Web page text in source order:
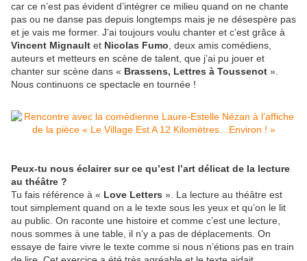
car ce n’est pas évident d’intégrer ce milieu quand on ne chante
pas ou ne danse pas depuis longtemps mais je ne désespère pas
et je vais me former. J’ai toujours voulu chanter et c’est grâce à
Vincent Mignault et Nicolas Fumo , deux amis comédiens,
auteurs et metteurs en scène de talent, que j’ai pu jouer et
chanter sur scène dans « Brassens, Lettres à Toussenot ».
Nous continuons ce spectacle en tournée !
Peux-tu nous éclairer sur ce qu’est l’art délicat de la lecture
au théâtre ?
Tu fais référence à « Love Letters ». La lecture au théâtre est
tout simplement quand on a le texte sous les yeux et qu’on le lit
au public. On raconte une histoire et comme c’est une lecture,
nous sommes à une table, il n’y a pas de déplacements. On
essaye de faire vivre le texte comme si nous n’étions pas en train